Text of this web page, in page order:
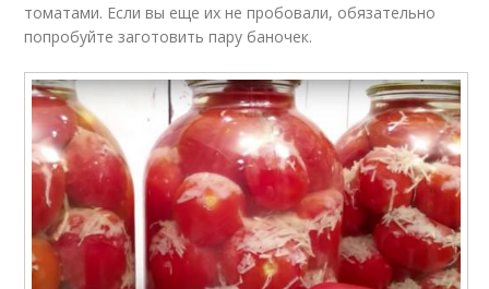
томатами. Если вы еще их не пробовали, обязательно
попробуйте заготовить пару баночек.